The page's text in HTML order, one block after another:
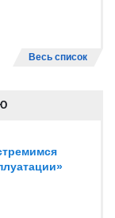
Весь список